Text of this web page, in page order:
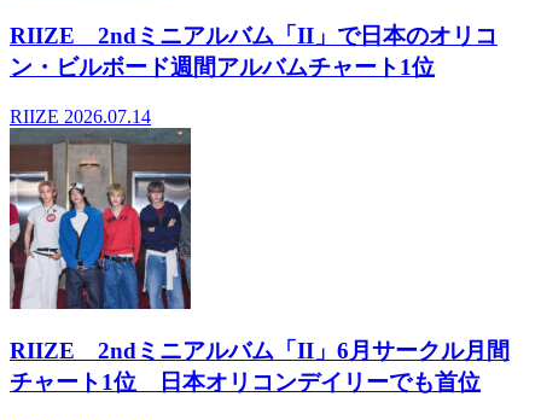
RIIZE 2ndミニアルバム「II」で日本のオリコ
ン・ビルボード週間アルバムチャート1位
RIIZE 2026.07.14
RIIZE 2ndミニアルバム「II」6月サークル月間
チャート1位 日本オリコンデイリーでも首位